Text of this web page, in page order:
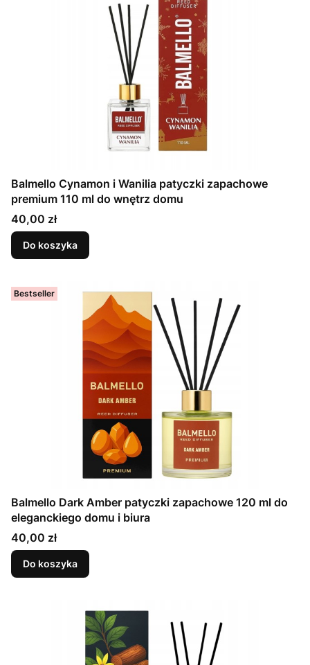
Balmello Cynamon i Wanilia patyczki zapachowe
premium 110 ml do wnętrz domu
Cena
40,00 zł
Do koszyka
Bestseller
Balmello Dark Amber patyczki zapachowe 120 ml do
eleganckiego domu i biura
Cena
40,00 zł
Do koszyka